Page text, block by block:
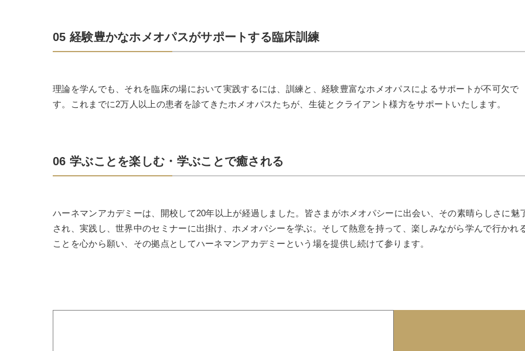
05 経験豊かなホメオパスがサポートする臨床訓練
理論を学んでも、それを臨床の場において実践するには、訓練と、経験豊富なホメオパスによるサポートが不可欠で
す。これまでに2万人以上の患者を診てきたホメオパスたちが、生徒とクライアント様方をサポートいたします。
06 学ぶことを楽しむ・学ぶことで癒される
ハーネマンアカデミーは、開校して20年以上が経過しました。皆さまがホメオパシーに出会い、その素晴らしさに魅
され、実践し、世界中のセミナーに出掛け、ホメオパシーを学ぶ。そして熱意を持って、楽しみながら学んで行かれ
ことを心から願い、その拠点としてハーネマンアカデミーという場を提供し続けて参ります。